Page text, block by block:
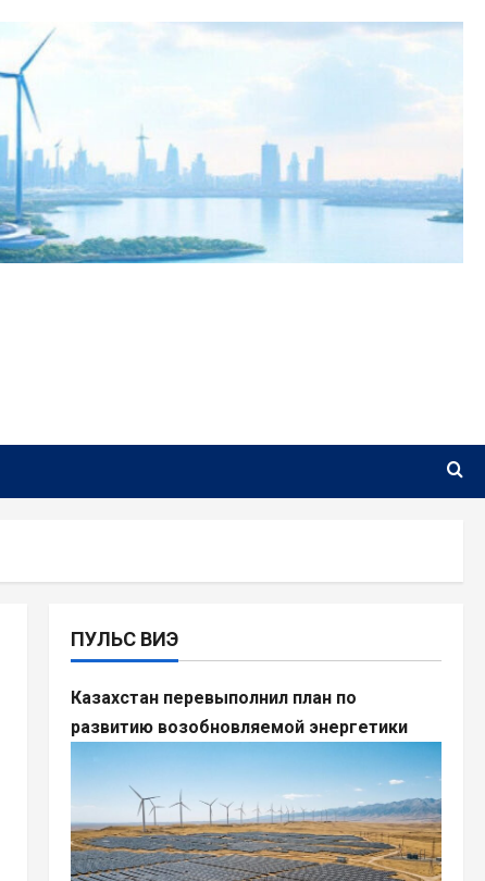
ПУЛЬС ВИЭ
Казахстан перевыполнил план по
развитию возобновляемой энергетики